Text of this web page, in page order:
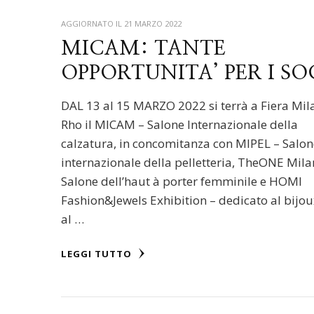
AGGIORNATO IL 21 MARZO 2022
MICAM: TANTE
OPPORTUNITA’ PER I
DAL 13 al 15 MARZO 2022 si terrà a Fiera
Rho il MICAM – Salone Internazionale della
calzatura, in concomitanza con MIPEL –
internazionale della pelletteria, TheONE
Salone dell’haut à porter femminile e HOMI
Fashion&Jewels Exhibition – dedicato al
al …
LEGGI TUTTO